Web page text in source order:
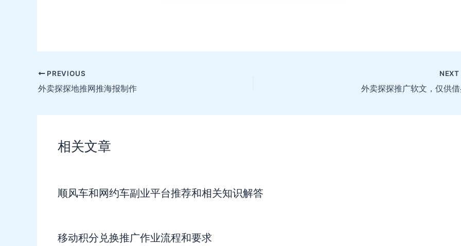
Post
navigation
PREVIOUS
外卖探探地推网推海报制作
NEXT
外卖探探推广软文，仅供
相关文章
顺风车和网约车副业平台推荐和相关知识解答
移动积分兑换推广作业流程和要求